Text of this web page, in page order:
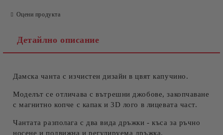
Оцени продукта
Детайлно описание
Дамска чанта с изчистен дизайн в цвят капучино.
Моделът се отличава с вътрешни джобове, закопчаване
с магнитно копче с капак и 3D лого в лицевата част.
Чантата разполага с два вида дръжки - къса за ръчно
носене и подвижна и регулируема дръжка.